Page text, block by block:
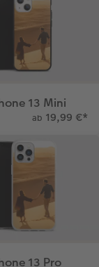
13 Mini
ab 19,99 €*
13 Pro